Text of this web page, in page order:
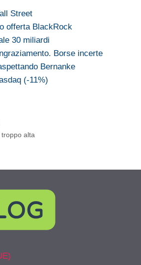
Street
offerta BlackRock
30 miliardi
Borse incerte
Bernanke
(-11%)
alta